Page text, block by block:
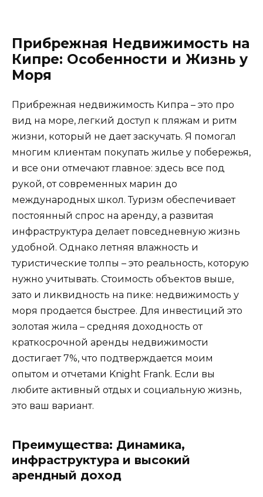
Прибрежная Недвижимость на
Кипре: Особенности и Жизнь у
Моря
Прибрежная недвижимость Кипра – это про
вид на море, легкий доступ к пляжам и ритм
жизни, который не дает заскучать. Я помогал
многим клиентам покупать жилье у побережья,
и все они отмечают главное: здесь все под
рукой, от современных марин до
международных школ. Туризм обеспечивает
постоянный спрос на аренду, а развитая
инфраструктура делает повседневную жизнь
удобной. Однако летняя влажность и
туристические толпы – это реальность, которую
нужно учитывать. Стоимость объектов выше,
зато и ликвидность на пике: недвижимость у
моря продается быстрее. Для инвестиций это
золотая жила – средняя доходность от
краткосрочной аренды недвижимости
достигает 7%, что подтверждается моим
опытом и отчетами Knight Frank. Если вы
любите активный отдых и социальную жизнь,
это ваш вариант.
Преимущества: Динамика,
инфраструктура и высокий
арендный доход